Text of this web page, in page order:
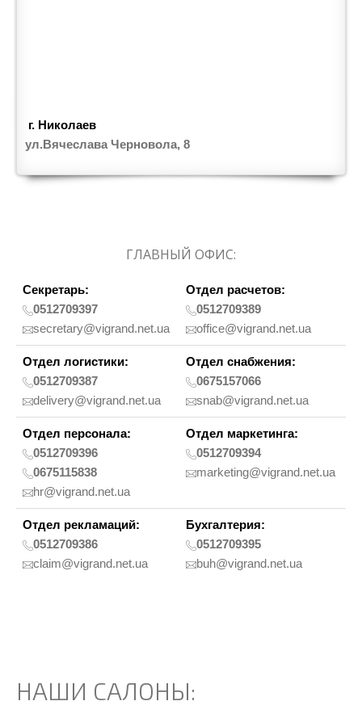
г. Николаев
ул.Вячеслава Черновола, 8
ГЛАВНЫЙ ОФИС:
Секретарь:
0512709397
secretary@vigrand.net.ua
Отдел расчетов:
0512709389
office@vigrand.net.ua
Отдел логистики:
0512709387
delivery@vigrand.net.ua
Отдел снабжения:
0675157066
snab@vigrand.net.ua
Отдел персонала:
0512709396
0675115838
hr@vigrand.net.ua
Отдел маркетинга:
0512709394
marketing@vigrand.net.ua
Отдел рекламаций:
0512709386
claim@vigrand.net.ua
Бухгалтерия:
0512709395
buh@vigrand.net.ua
НАШИ САЛОНЫ: